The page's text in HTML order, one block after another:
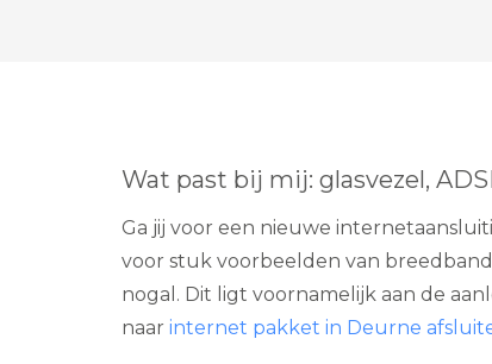
Wat past bij mij: glasvezel,
Ga jij voor een nieuwe
voor stuk voorbeelden van
nogal. Dit ligt voornamelijk aan de
naar internet pakket in Deurne